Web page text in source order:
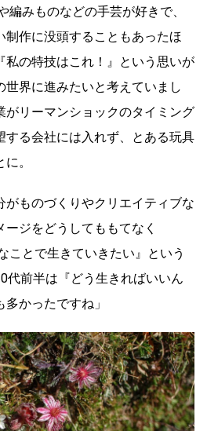
編みものなどの手芸が好きで、
制作に没頭することもあったほ
私の特技はこれ！』という思いが
世界に進みたいと考えていまし
がリーマンショックのタイミング
する会社には入れず、とある玩具
。
がものづくりやクリエイティブな
ジをどうしてももてなく
ことで生きていきたい』という
代前半は『どう生きればいいん
かったですね」